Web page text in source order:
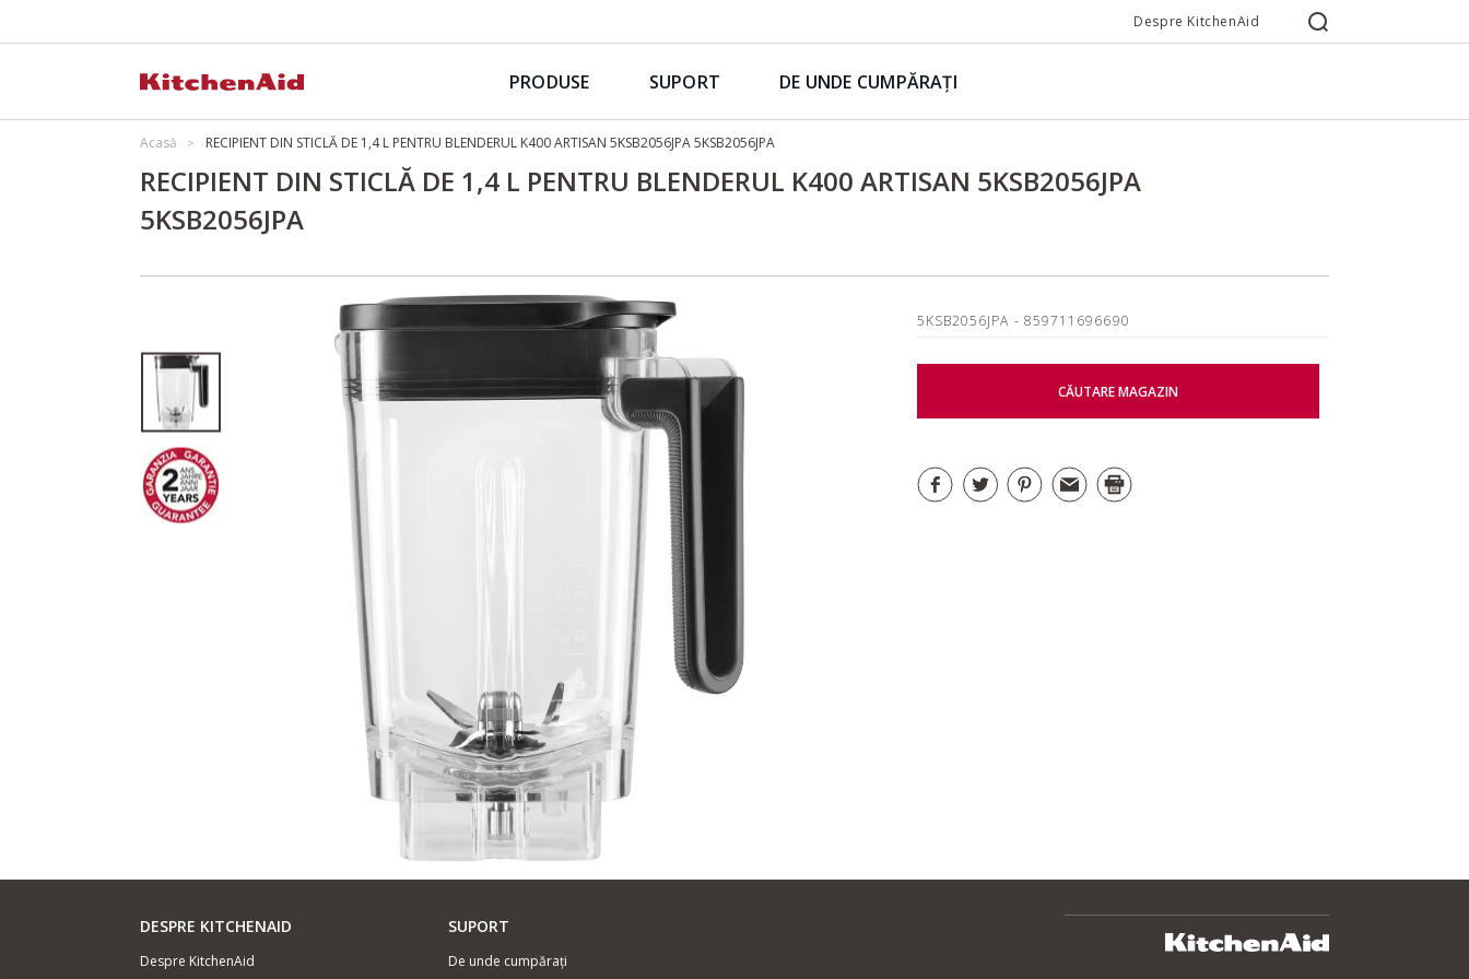
Despre KitchenAid
PRODUSE SUPORT DE UNDE CUMPĂRAȚI
Acasă RECIPIENT DIN STICLĂ DE 1,4 L PENTRU BLENDERUL K400 ARTISAN 5KSB2056JPA 5KSB2056JPA
RECIPIENT DIN STICLĂ DE 1,4 L PENTRU BLENDERUL K400 ARTISAN 5KSB2056JPA
5KSB2056JPA
5KSB2056JPA - 859711696690
CĂUTARE MAGAZIN
DESPRE KITCHENAID
Despre KitchenAid
SUPORT
De unde cumpărați